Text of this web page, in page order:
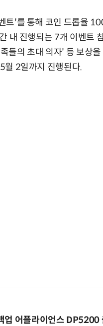
트'를 통해 코인 드롭율
내 진행되는 7개 이벤트
들의 초대 의자' 등 보상
월 2일까지 진행된다.
업 어플라이언스 DP5200